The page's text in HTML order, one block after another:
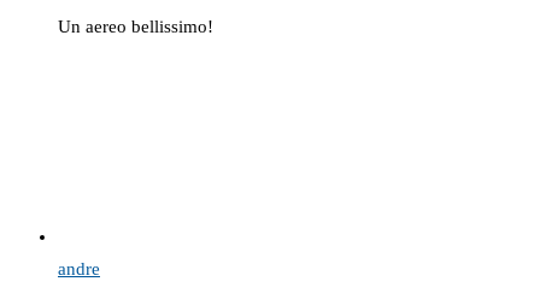
Un aereo bellissimo!
andre